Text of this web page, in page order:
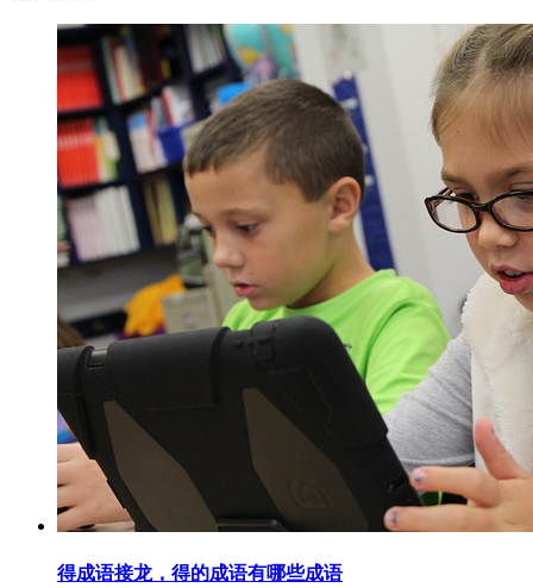
得成语接龙，得的成语有哪些成语